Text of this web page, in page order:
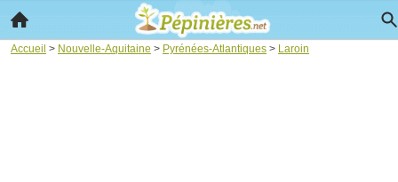
Accueil > Nouvelle-Aquitaine > Pyrénées-Atlantiques > Laroin